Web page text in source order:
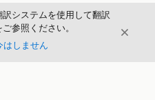
システムを使用して翻訳
ご参照ください。
はしません
閉じる